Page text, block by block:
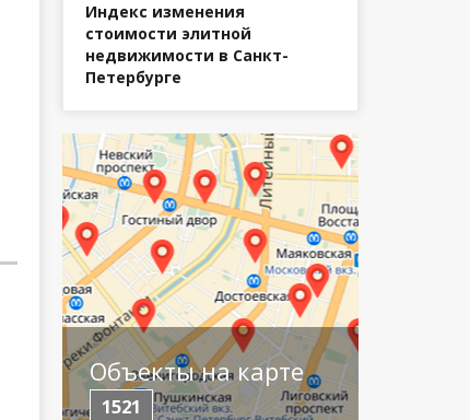
Индекс изменения
стоимости элитной
недвижимости в Санкт-
Петербурге
Объекты на карте
1521